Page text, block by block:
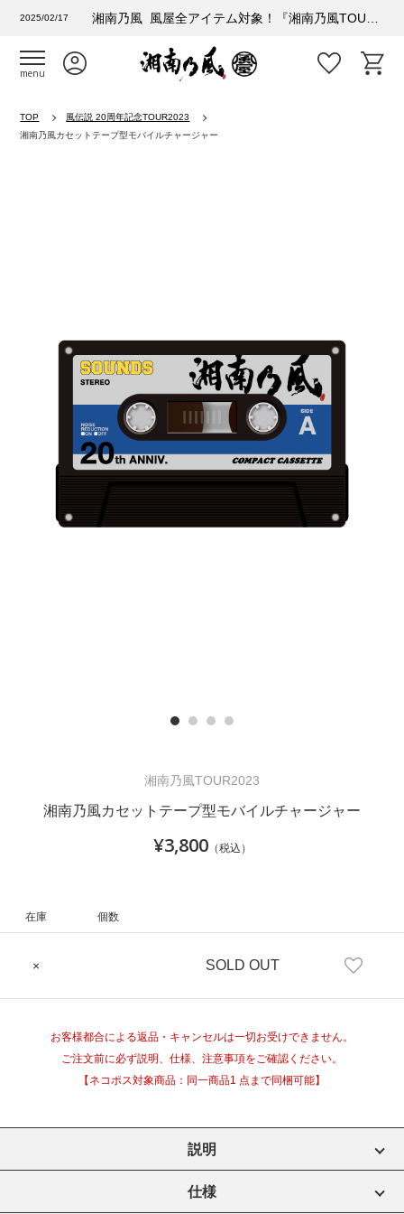
2025/02/17
menu
TOP
風伝説 20周年記念TOUR2023
湘南乃風カセットテープ型モバイルチャージャー
Previous
湘南乃風TOUR2023
湘南乃風カセットテープ型モバイルチャージャー
¥3,800（税込）
在庫 個数
× SOLD OUT
お客様都合による返品・キャンセルは一切お受けできません。
ご注文前に必ず説明、仕様、注意事項をご確認ください。
【ネコポス対象商品：同一商品1 点まで同梱可能】
説明
仕様